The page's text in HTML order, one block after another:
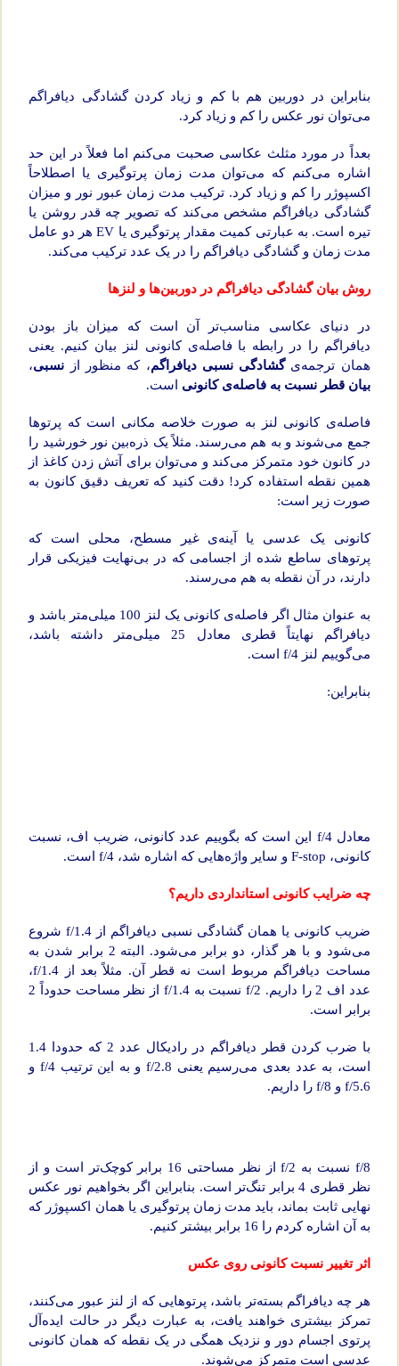
بنابراین در دوربین هم با کم و زیاد کردن گشادگی دیافراگم
می‌توان نور عکس را کم و زیاد کرد.
بعداً در مورد مثلث عکاسی صحبت می‌کنم اما فعلاً در این حد
اشاره می‌کنم که می‌توان مدت زمان پرتوگیری یا اصطلاحاً
اکسپوژر را کم و زیاد کرد. ترکیب مدت زمان عبور نور و میزان
گشادگی دیافراگم مشخص می‌کند که تصویر چه قدر روشن یا
تیره است. به عبارتی کمیت مقدار پرتوگیری یا EV هر دو عامل
مدت زمان و گشادگی دیافراگم را در یک عدد ترکیب می‌کند.
روش بیان گشادگی دیافراگم در دوربین‌ها و لنزها
در دنیای عکاسی مناسب‌تر آن است که میزان باز بودن
دیافراگم را در رابطه با فاصله‌ی کانونی لنز بیان کنیم. یعنی
همان ترجمه‌یگشادگی نسبی دیافراگم، که منظور از نسبی،
بیان قطر نسبت به فاصله‌ی کانونی است.
فاصله‌ی کانونی لنز به صورت خلاصه مکانی است که پرتوها
جمع می‌شوند و به هم می‌رسند. مثلاً یک ذره‌بین نور خورشید را
در کانون خود متمرکز می‌کند و می‌توان برای آتش زدن کاغذ از
همین نقطه استفاده کرد! دقت کنید که تعریف دقیق کانون به
صورت زیر است:
کانونی یک عدسی یا آینه‌ی غیر مسطح، محلی است که
پرتوهای ساطع شده از اجسامی که در بی‌نهایت فیزیکی قرار
دارند، در آن نقطه به هم می‌رسند.
به عنوان مثال اگر فاصله‌ی کانونی یک لنز 100 میلی‌متر باشد و
دیافراگم نهایتاً قطری معادل 25 میلی‌متر داشته باشد،
می‌گوییم لنز f/4 است.
بنابراین:
معادل f/4 این است که بگوییم عدد کانونی، ضریب اف، نسبت
کانونی، F-stop و سایر واژه‌هایی که اشاره شد، f/4 است.
چه ضرایب کانونی استانداردی داریم؟
ضریب کانونی یا همان گشادگی نسبی دیافراگم از f/1.4 شروع
می‌شود و با هر گذار، دو برابر می‌شود. البته 2 برابر شدن به
مساحت دیافراگم مربوط است نه قطر آن. مثلاً بعد از f/1.4،
عدد اف 2 را داریم. f/2 نسبت به f/1.4 از نظر مساحت حدوداً 2
برابر است.
با ضرب کردن قطر دیافراگم در رادیکال عدد 2 که حدودا 1.4
است، به عدد بعدی می‌رسیم یعنی f/2.8 و به این ترتیب f/4 و
f/5.6 و f/8 را داریم.
f/8 نسبت به f/2 از نظر مساحتی 16 برابر کوچک‌تر است و از
نظر قطری 4 برابر تنگ‌تر است. بنابراین اگر بخواهیم نور عکس
نهایی ثابت بماند، باید مدت زمان پرتوگیری یا همان اکسپوژر که
به آن اشاره کردم را 16 برابر بیشتر کنیم.
اثر تغییر نسبت کانونی روی عکس
هر چه دیافراگم بسته‌تر باشد، پرتوهایی که از لنز عبور می‌کنند،
تمرکز بیشتری خواهند یافت، به عبارت دیگر در حالت ایده‌آل
پرتوی اجسام دور و نزدیک همگی در یک نقطه که همان کانونی
عدسی است متمرکز می‌شوند.